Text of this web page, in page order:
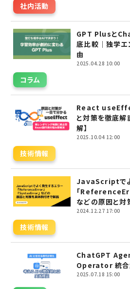
社内活動
GPT Plusと
底比較｜独学エ
由
2025.04.28 10:00
コラム
React
と対策を徹底解
解】
2025.10.04 12:00
技術情報
JavaScriptでよ
「
などの原因と対
2024.12.27 17:00
技術情報
ChatGPT
Operator 統合
2025.07.18 15:00